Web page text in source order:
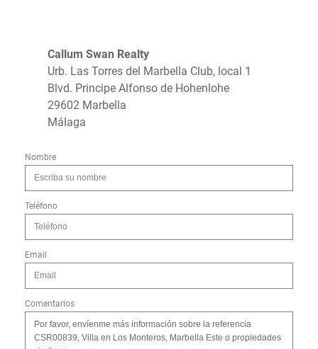
Callum Swan Realty
Urb. Las Torres del Marbella Club, local 1
Blvd. Principe Alfonso de Hohenlohe
29602 Marbella
Málaga
Nombre
Teléfono
Email
Comentarios